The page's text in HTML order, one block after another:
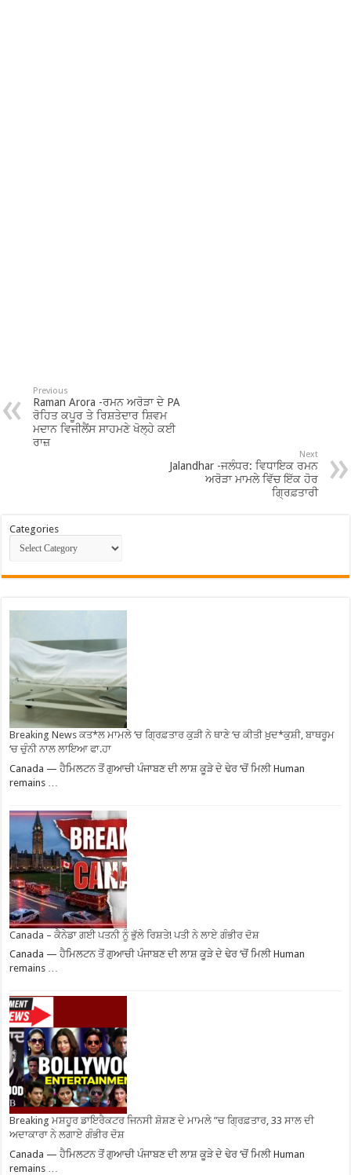
Previous
Raman Arora -ਰਮਨ ਅਰੋੜਾ ਦੇ PA
ਰੋਹਿਤ ਕਪੂਰ ਤੇ ਰਿਸ਼ਤੇਦਾਰ ਸ਼ਿਵਮ
ਮਦਾਨ ਵਿਜੀਲੈਂਸ ਸਾਹਮਣੇ ਖੋਲ੍ਹੇ ਕਈ
ਰਾਜ਼
Next
Jalandhar -ਜਲੰਧਰ: ਵਿਧਾਇਕ ਰਮਨ
ਅਰੋੜਾ ਮਾਮਲੇ ਵਿੱਚ ਇੱਕ ਹੋਰ
ਗ੍ਰਿਫ਼ਤਾਰੀ
Categories
Breaking News ਕਤ*ਲ ਮਾਮਲੇ ‘ਚ ਗ੍ਰਿਫ਼ਤਾਰ ਕੁੜੀ ਨੇ ਥਾਣੇ ‘ਚ ਕੀਤੀ ਖ਼ੁਦ*ਕੁਸ਼ੀ, ਬਾਥਰੂਮ
‘ਚ ਚੁੰਨੀ ਨਾਲ ਲਾਇਆ ਫਾ.ਹਾ
Canada — ਹੈਮਿਲਟਨ ਤੋਂ ਗੁਆਚੀ ਪੰਜਾਬਣ ਦੀ ਲਾਸ਼ ਕੂੜੇ ਦੇ ਢੇਰ ‘ਚੋਂ ਮਿਲੀ Human
remains …
Canada – ਕੈਨੇਡਾ ਗਈ ਪਤਨੀ ਨੂੰ ਭੁੱਲੇ ਰਿਸ਼ਤੇ! ਪਤੀ ਨੇ ਲਾਏ ਗੰਭੀਰ ਦੋਸ਼
Canada — ਹੈਮਿਲਟਨ ਤੋਂ ਗੁਆਚੀ ਪੰਜਾਬਣ ਦੀ ਲਾਸ਼ ਕੂੜੇ ਦੇ ਢੇਰ ‘ਚੋਂ ਮਿਲੀ Human
remains …
Breaking ਮਸ਼ਹੂਰ ਡਾਇਰੈਕਟਰ ਜਿਨਸੀ ਸ਼ੋਸ਼ਣ ਦੇ ਮਾਮਲੇ ”ਚ ਗ੍ਰਿਫ਼ਤਾਰ, 33 ਸਾਲ ਦੀ
ਅਦਾਕਾਰਾ ਨੇ ਲਗਾਏ ਗੰਭੀਰ ਦੋਸ਼
Canada — ਹੈਮਿਲਟਨ ਤੋਂ ਗੁਆਚੀ ਪੰਜਾਬਣ ਦੀ ਲਾਸ਼ ਕੂੜੇ ਦੇ ਢੇਰ ‘ਚੋਂ ਮਿਲੀ Human
remains …